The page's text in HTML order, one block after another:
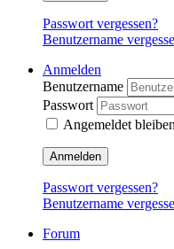
Passwort vergessen?
Benutzername
Anmelden
Benutzername
Passwort
Angemeldet bleiben
Anmelden
Passwort vergessen?
Benutzername
Forum